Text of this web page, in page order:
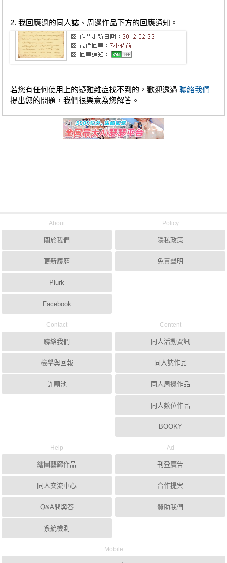
2. 我回應過的同人誌、周邊作品下方的回應通知。
若您有任何使用上的疑難雜症找不到的，歡迎透過聯絡我們
提出您的問題，我們很樂意為您解答。
About
關於我們
更新履歷
Plurk
Facebook
Policy
隱私政策
免責聲明
Contact
聯絡我們
檢舉與回報
許願池
Content
同人活動資訊
同人誌作品
同人周邊作品
同人數位作品
BOOKY
Help
繪圖藝廊作品
同人交流中心
Q&A問與答
系統檢測
Ad
刊登廣告
合作提案
贊助我們
Mobile